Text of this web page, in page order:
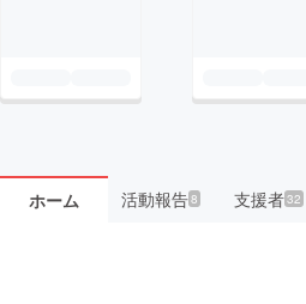
ホーム 活動報告8 支援者32